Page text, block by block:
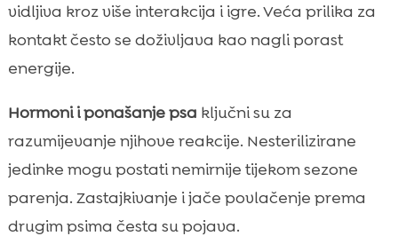
vidljiva kroz više interakcija i igre. Veća prilika za
kontakt često se doživljava kao nagli porast
energije.
Hormoni i ponašanje psa ključni su za
razumijevanje njihove reakcije. Nesterilizirane
jedinke mogu postati nemirnije tijekom sezone
parenja. Zastajkivanje i jače povlačenje prema
drugim psima česta su pojava.